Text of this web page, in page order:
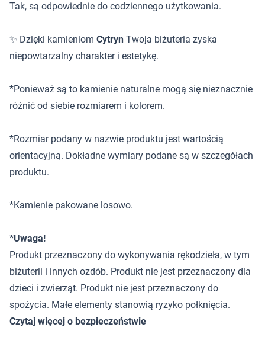
Tak, są odpowiednie do codziennego użytkowania.
✨ Dzięki kamieniom Cytryn Twoja biżuteria zyska
niepowtarzalny charakter i estetykę.
*Ponieważ są to kamienie naturalne mogą się nieznacznie
różnić od siebie rozmiarem i kolorem.
*Rozmiar podany w nazwie produktu jest wartością
orientacyjną. Dokładne wymiary podane są w szczegółach
produktu.
*Kamienie pakowane losowo.
*Uwaga!
Produkt przeznaczony do wykonywania rękodzieła, w tym
biżuterii i innych ozdób. Produkt nie jest przeznaczony dla
dzieci i zwierząt. Produkt nie jest przeznaczony do
spożycia. Małe elementy stanowią ryzyko połknięcia.
Czytaj więcej o bezpieczeństwie